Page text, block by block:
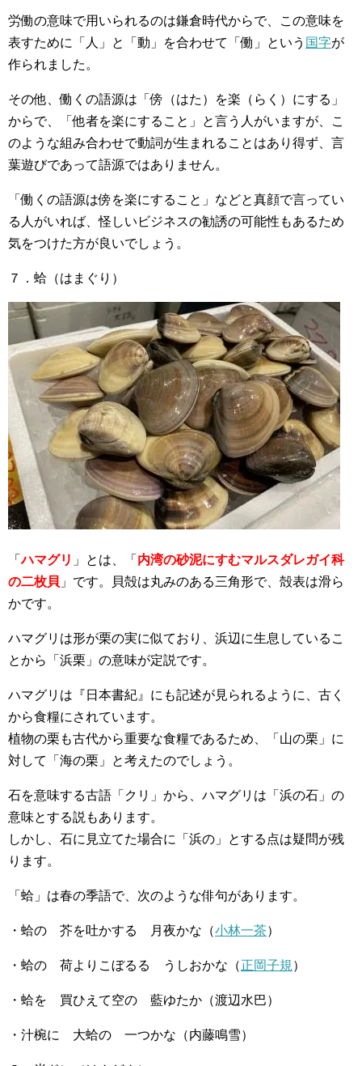
労働の意味で用いられるのは鎌倉時代からで、この意味を
表すために「人」と「動」を合わせて「働」という 国字が
作られました。
その他、働くの語源は「傍（はた）を楽（らく）にする」
からで、「他者を楽にすること」と言う人がいますが、こ
のような組み合わせで動詞が生まれることはあり得ず、言
葉遊びであって語源ではありません。
「働くの語源は傍を楽にすること」などと真顔で言ってい
る人がいれば、怪しいビジネスの勧誘の可能性もあるため
気をつけた方が良いでしょう。
７．蛤（はまぐり）
「ハマグリ 」とは、「 内湾の砂泥にすむマルスダレガイ科
の二枚貝 」です。貝殻は丸みのある三角形で、殻表は滑ら
かです。
ハマグリは形が栗の実に似ており、浜辺に生息しているこ
とから「浜栗」の意味が定説です。
ハマグリは『日本書紀』にも記述が見られるように、古く
から食糧にされています。
植物の栗も古代から重要な食糧であるため、「山の栗」に
対して「海の栗」と考えたのでしょう。
石を意味する古語「クリ」から、ハマグリは「浜の石」の
意味とする説もあります。
しかし、石に見立てた場合に「浜の」とする点は疑問が残
ります。
「蛤」は春の季語で、次のような俳句があります。
・蛤の 芥を吐かする 月夜かな（小林一茶）
・蛤の 荷よりこぼるる うしおかな（正岡子規 ）
・蛤を 買ひえて空の 藍ゆたか（渡辺水巴）
・汁椀に 大蛤の 一つかな（内藤鳴雪）